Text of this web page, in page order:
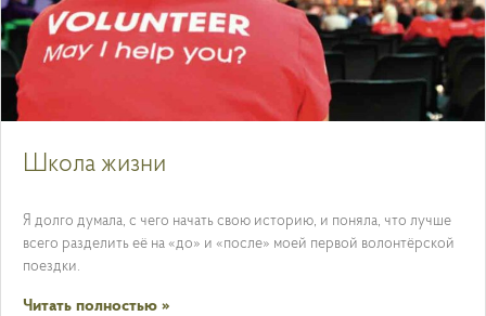
Школа жизни
Я долго думала, с чего начать свою историю, и поняла, что лучше
всего разделить её на «до» и «после» моей первой волонтёрской
поездки.
Читать полностью »